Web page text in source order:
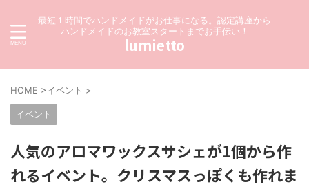
最短１時間でハンドメイドがお仕事になる。認定講座から
ハンドメイドのお教室スタートまでお手伝い！
lumietto
HOME >イベント >
イベント
人気のアロマワックスサシェが1個から作
れるイベント。クリスマスっぽくも作れま